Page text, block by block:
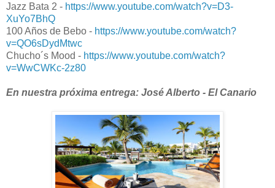
Jazz Bata 2 - https://www.youtube.com/watch?v=D3-
XuYo7BhQ
100 Años de Bebo - https://www.youtube.com/watch?
v=QO6sDydMtwc
Chucho´s Mood - https://www.youtube.com/watch?
v=WwCWKc-2z80
En nuestra próxima entrega: José Alberto - El Canario